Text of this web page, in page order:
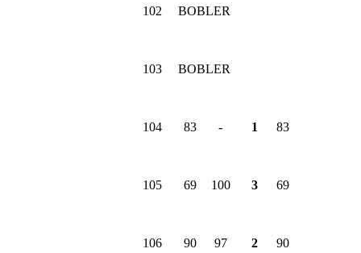
102 BOBLER
103 BOBLER
104 83 - 1 83
105 69 100 3 69
106 90 97 2 90